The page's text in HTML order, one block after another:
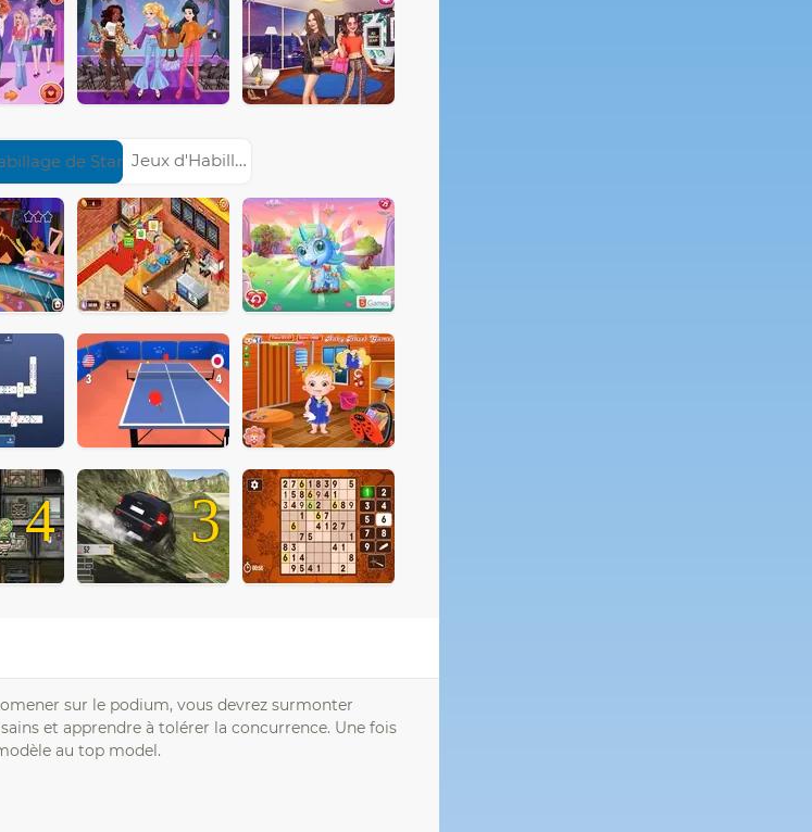
Jeux d'Habillage de Star
4 3
sur le podium, vous devrez surmonter
et apprendre à tolérer la concurrence. Une fois
au top model.